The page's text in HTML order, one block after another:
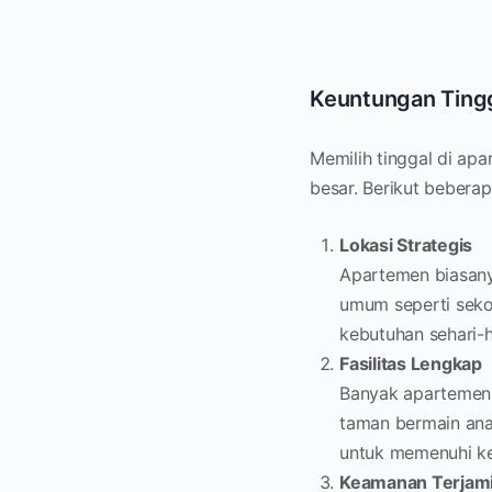
Keuntungan
Memilih tinggal di
besar. Berikut
Lokasi Strategis
Apartemen
umum seperti
kebutuhan sehari-
Fasilitas Lengkap
Banyak
taman bermain
untuk memenuhi
Keamanan